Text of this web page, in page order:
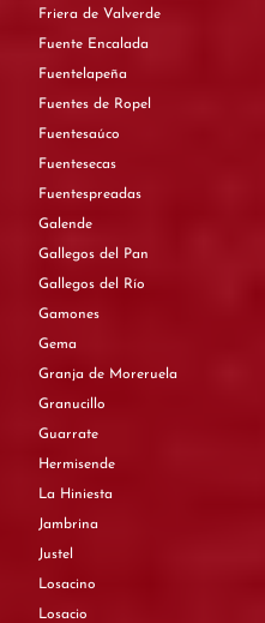
Friera de Valverde
Fuente Encalada
Fuentelapeña
Fuentes de Ropel
Fuentesaúco
Fuentesecas
Fuentespreadas
Galende
Gallegos del Pan
Gallegos del Río
Gamones
Gema
Granja de Moreruela
Granucillo
Guarrate
Hermisende
La Hiniesta
Jambrina
Justel
Losacino
Losacio